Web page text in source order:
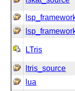
LTris
ltris_source
lua